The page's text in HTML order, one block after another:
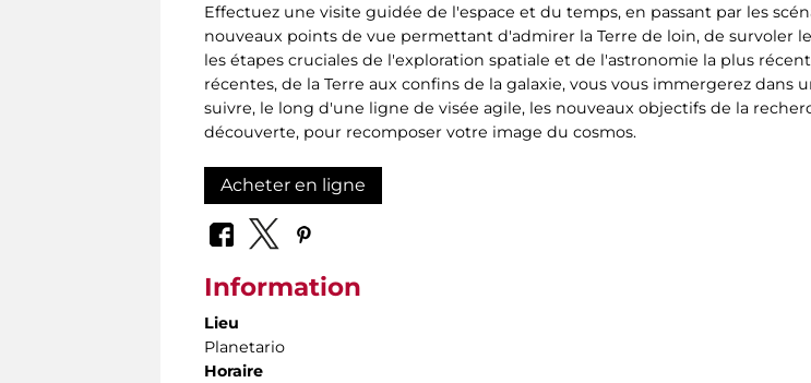
Effectuez une visite guidée de l'espace et du temps, en passant par les
nouveaux points de vue permettant d'admirer la Terre de loin, de survoler
les étapes cruciales de l'exploration spatiale et de l'astronomie la plus
récentes, de la Terre aux confins de la galaxie, vous vous immergerez
suivre, le long d'une ligne de visée agile, les nouveaux objectifs de la
découverte, pour recomposer votre image du cosmos.
Acheter en ligne
Information
Lieu
Planetario
Horaire